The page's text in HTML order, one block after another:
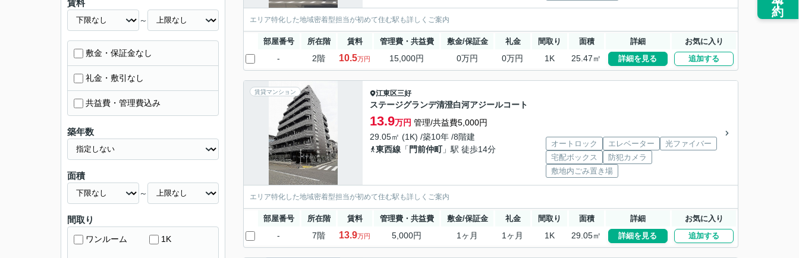
エリア特化した地域密着型担当が初めて住む駅も詳しくご案内
部屋番号 所在階 賃料 管理費・共益費 敷金/保証金 礼金 間取り 面積 詳細 お気に入り
- 2階 10.5万円 15,000円 0万円 0万円 1K 25.47㎡ 詳細を見る 追加する
賃貸マンション 江東区三好
ステージグランデ清澄白河アジールコート
13.9万円 管理/共益費5,000円
29.05㎡ (1K) /築10年 /8階建
東西線 「 門前仲町」駅 徒歩14分
オートロック エレベーター
光ファイバー
宅配ボックス
防犯カメラ
敷地内ごみ置き場
エリア特化した地域密着型担当が初めて住む駅も詳しくご案内
部屋番号 所在階 賃料 管理費・共益費 敷金/保証金 礼金 間取り 面積 詳細 お気に入り
- 7階 13.9万円 5,000円 1ヶ月 1ヶ月 1K 29.05㎡ 詳細を見る 追加する
賃料
～
敷金・保証金なし
礼金・敷引なし
共益費・管理費込み
築年数
面積
～
間取り
ワンルーム 1K